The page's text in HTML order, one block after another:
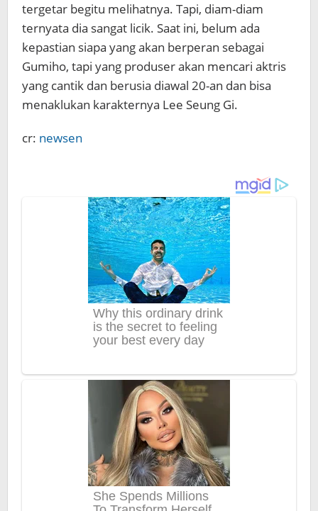
tergetar begitu melihatnya. Tapi, diam-diam
ternyata dia sangat licik. Saat ini, belum ada
kepastian siapa yang akan berperan sebagai
Gumiho, tapi yang produser akan mencari aktris
yang cantik dan berusia diawal 20-an dan bisa
menaklukan karakternya Lee Seung Gi.
cr: newsen